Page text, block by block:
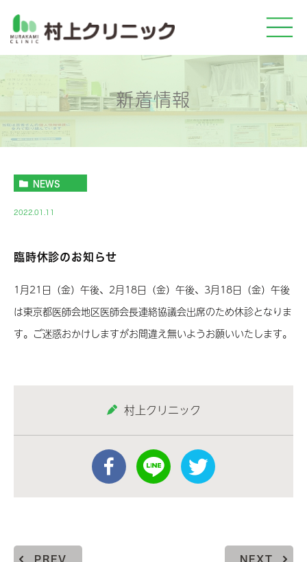
新着情報
NEWS
2022.01.11
臨時休診のお知らせ
1月21日（金）午後、2月18日（金）午後、3月18日（金）午後
は東京都医師会地区医師会長連絡協議会出席のため休診となりま
す。ご迷惑おかけしますがお間違え無いようお願いいたします。
村上クリニック
PREV NEXT